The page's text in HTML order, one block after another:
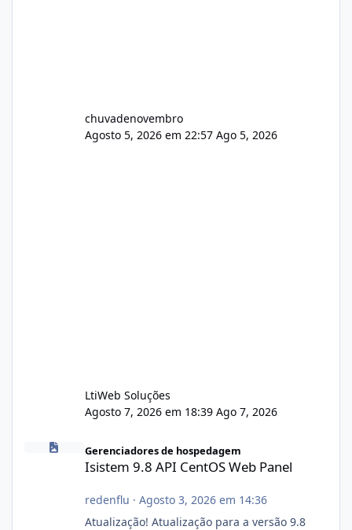
chuvadenovembro
Agosto 5, 2026 em 22:57 Ago 5, 2026
LtiWeb Soluções
Agosto 7, 2026 em 18:39 Ago 7, 2026
Isistem 9.8 API CentOS Web Panel
Gerenciadores de hospedagem
Isistem 9.8 API CentOS Web Panel
redenflu · Agosto 3, 2026 em 14:36
Atualização! Atualização para a versão 9.8